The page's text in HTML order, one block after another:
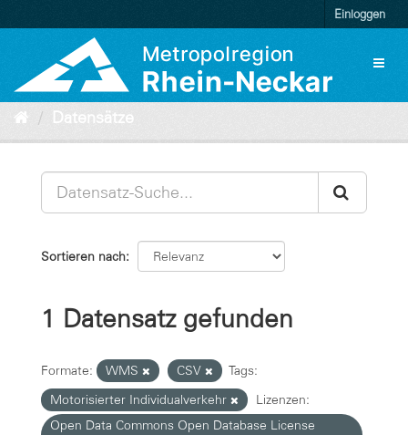
zum
Einloggen
Datensätze
Sortieren nach
1 Datensatz gefunden
Formate: WMS CSV
Tags:
Motorisierter Individualverkehr
Lizenzen:
Open Data Commons Open Database License